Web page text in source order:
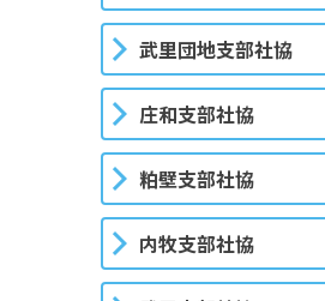
武里団地支部社協
庄和支部社協
粕壁支部社協
内牧支部社協